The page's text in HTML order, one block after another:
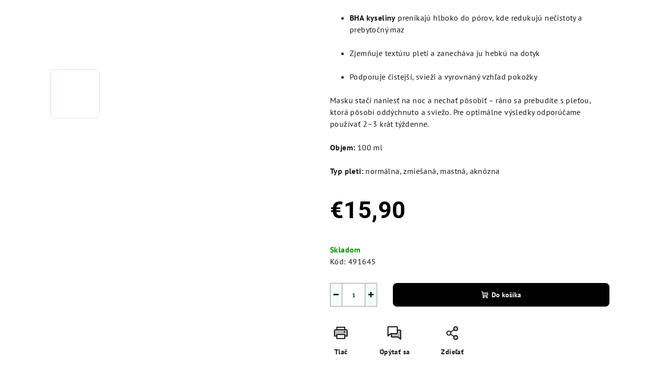
BHA kyseliny prenikajú hlboko do pórov, kde redukujú nečistoty a
prebytočný maz
Zjemňuje textúru pleti a zanecháva ju hebkú na dotyk
Podporuje čistejší, svieži a vyrovnaný vzhľad pokožky
Masku stačí naniesť na noc a nechať pôsobiť – ráno sa prebudíte s pleťou,
ktorá pôsobí oddýchnuto a sviežo. Pre optimálne výsledky odporúčame
používať 2–3 krát týždenne.
Objem: 100 ml
Typ pleti: normálna, zmiešaná, mastná, aknózna
€15,90
cena:
Skladom
Kód: 491645
+
− Do košíka
Tlač Opýtať sa Zdieľať